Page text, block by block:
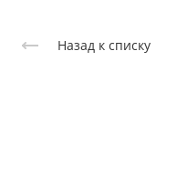
Назад к списку